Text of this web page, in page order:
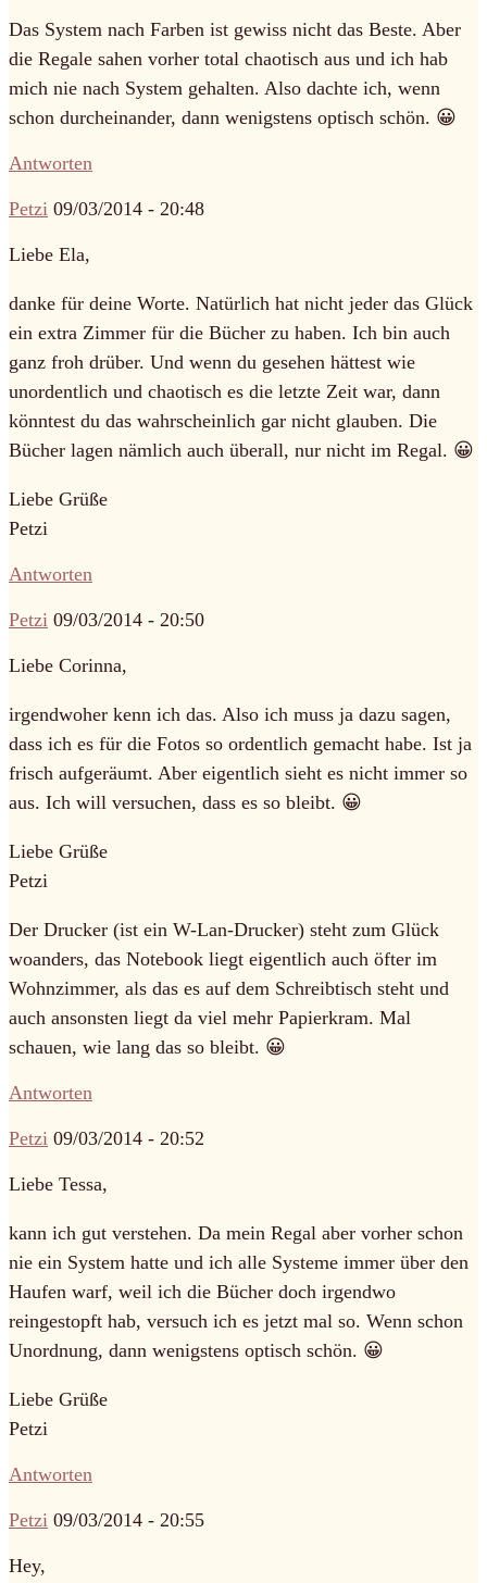
Das System nach Farben ist gewiss nicht das Beste. Aber
die Regale sahen vorher total chaotisch aus und ich hab
mich nie nach System gehalten. Also dachte ich, wenn
schon durcheinander, dann wenigstens optisch schön. 😀
Antworten
Petzi 09/03/2014 - 20:48
Liebe Ela,
danke für deine Worte. Natürlich hat nicht jeder das Glück
ein extra Zimmer für die Bücher zu haben. Ich bin auch
ganz froh drüber. Und wenn du gesehen hättest wie
unordentlich und chaotisch es die letzte Zeit war, dann
könntest du das wahrscheinlich gar nicht glauben. Die
Bücher lagen nämlich auch überall, nur nicht im Regal. 😀
Liebe Grüße
Petzi
Antworten
Petzi 09/03/2014 - 20:50
Liebe Corinna,
irgendwoher kenn ich das. Also ich muss ja dazu sagen,
dass ich es für die Fotos so ordentlich gemacht habe. Ist ja
frisch aufgeräumt. Aber eigentlich sieht es nicht immer so
aus. Ich will versuchen, dass es so bleibt. 😀
Liebe Grüße
Petzi
Der Drucker (ist ein W-Lan-Drucker) steht zum Glück
woanders, das Notebook liegt eigentlich auch öfter im
Wohnzimmer, als das es auf dem Schreibtisch steht und
auch ansonsten liegt da viel mehr Papierkram. Mal
schauen, wie lang das so bleibt. 😀
Antworten
Petzi 09/03/2014 - 20:52
Liebe Tessa,
kann ich gut verstehen. Da mein Regal aber vorher schon
nie ein System hatte und ich alle Systeme immer über den
Haufen warf, weil ich die Bücher doch irgendwo
reingestopft hab, versuch ich es jetzt mal so. Wenn schon
Unordnung, dann wenigstens optisch schön. 😀
Liebe Grüße
Petzi
Antworten
Petzi 09/03/2014 - 20:55
Hey,